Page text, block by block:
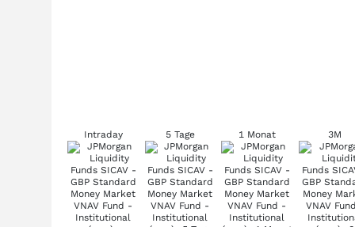
Intraday 5 Tage 1 Monat 3M